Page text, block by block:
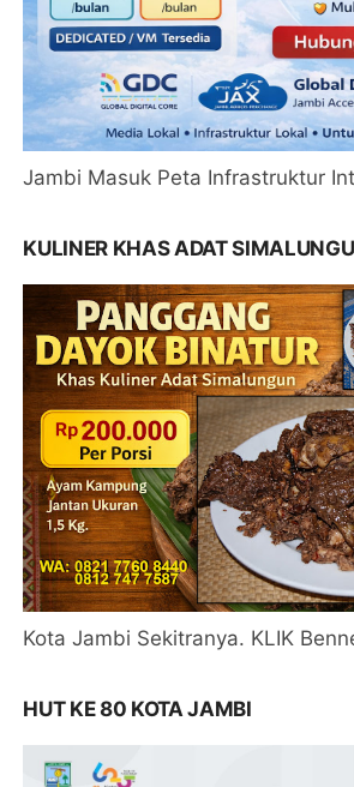
Jambi Masuk Peta Infrastruktur
KULINER KHAS ADAT
Kota Jambi Sekitranya. KLIK
HUT KE 80 KOTA JAMBI